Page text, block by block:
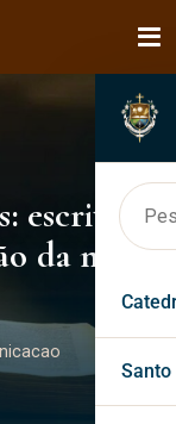
escrituras
da nova